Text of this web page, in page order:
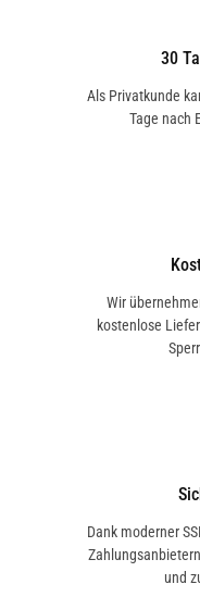
Kunststoffe wie
Bei
Anwendung
kurzer
Sitzflächen,
da
30
Als Privatkunde
Tage nach
Wir
kostenlose
Dank moderner
und